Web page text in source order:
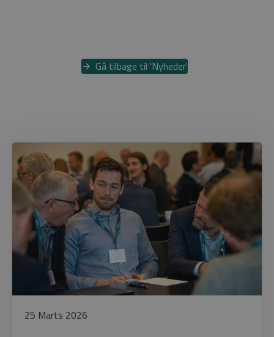
Gå tilbage til 'Nyheder'
25 Marts 2026